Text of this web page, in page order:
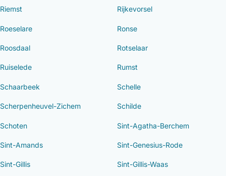
Riemst Rijkevorsel
Roeselare Ronse
Roosdaal Rotselaar
Ruiselede Rumst
Schaarbeek Schelle
Scherpenheuvel-Zichem Schilde
Schoten Sint-Agatha-Berchem
Sint-Amands Sint-Genesius-Rode
Sint-Gillis Sint-Gillis-Waas